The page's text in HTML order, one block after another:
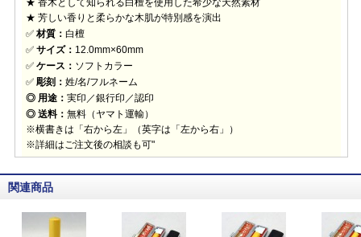
★ 芳しい香りと柔らかな木肌が特別感を演出
✅ 材質： 白檀
✅ サイズ： 12.0mm×60mm
✅ ケース： ソフトカラー
✅ 彫刻： 姓/名/フルネーム
◎ 用途： 実印／銀行印／認印
◎ 送料： 無料（ヤマト運輸）
※横書きは「右から左」（英字は「左から右」）
※詳細はご注文後の相談も可"
関連商品